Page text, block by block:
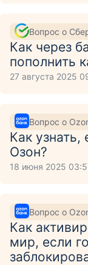
Вопрос о
Как через
пополнить
27 августа 2025
Вопрос о
Как узнать,
Озон?
18 июня 2025
Вопрос о
Как
мир, если